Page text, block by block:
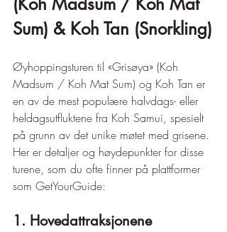
Sum) & Koh Tan (Snorkling)
Øyhoppingsturen til «Grisøya» (Koh
Madsum / Koh Mat Sum) og Koh Tan er
en av de mest populære halvdags- eller
heldagsutfluktene fra Koh Samui, spesielt
på grunn av det unike møtet med grisene.
Her er detaljer og høydepunkter for disse
turene, som du ofte finner på plattformer
som GetYourGuide:
1. Hovedattraksjonene